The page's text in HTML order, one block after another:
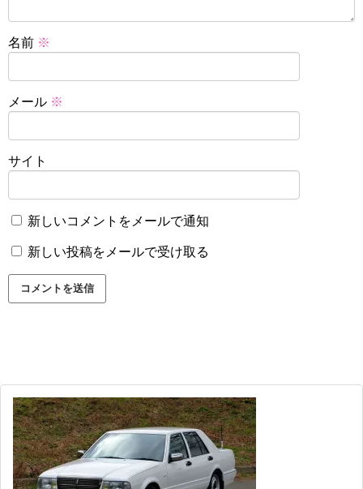
名前 ※
メール ※
サイト
新しいコメントをメールで通知
新しい投稿をメールで受け取る